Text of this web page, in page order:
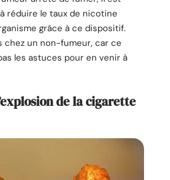
réduire le taux de nicotine
grâce à ce dispositif.
chez un non-fumeur, car ce
les astuces pour en venir à
de la cigarette